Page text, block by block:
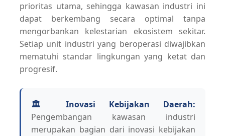
prioritas utama, sehingga kawasan industri ini
dapat berkembang secara optimal tanpa
mengorbankan kelestarian ekosistem sekitar.
Setiap unit industri yang beroperasi diwajibkan
mematuhi standar lingkungan yang ketat dan
progresif.
🏛️ Inovasi Kebijakan Daerah:
Pengembangan kawasan industri
merupakan bagian dari inovasi kebijakan